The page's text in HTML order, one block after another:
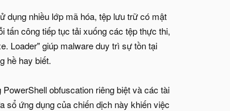
dụng nhiều lớp mã hóa, tệp lưu trữ có mật
tấn công tiếp tục tải xuống các tệp thực thi,
Loader" giúp malware duy trì sự tồn tại
hề hay biết.
obfuscation riêng biệt và các tài
sổ ứng dụng của chiến dịch này khiến việc